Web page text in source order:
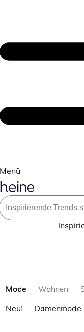
Menü
Produktkategorien
Mode Wohnen
Neu!
Damenmode